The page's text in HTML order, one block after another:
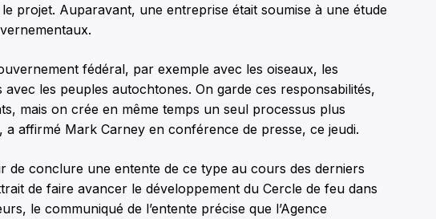
projet. Auparavant, une entreprise était soumise à une étude
fédéral, par exemple avec les oiseaux, les
les peuples autochtones. On garde ces responsabilités,
mais on crée en même temps un seul processus plus
a affirmé Mark Carney en conférence de presse, ce jeudi.
de conclure une entente de ce type au cours des derniers
de faire avancer le développement du Cercle de feu dans
le communiqué de l’entente précise que l’Agence